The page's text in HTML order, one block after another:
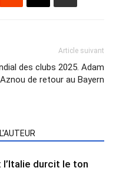
Article suivant
des clubs 2025. Adam
Aznou de retour au Bayern
l’Italie durcit le ton